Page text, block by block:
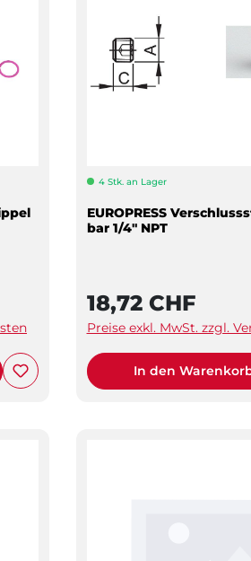
4 Stk. an Lager
EUROPRESS
bar 1/4" NPT
18,72 CHF
Preise exkl. MwSt. zzgl.
In den